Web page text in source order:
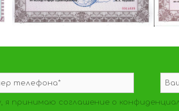
я принимаю соглашение о